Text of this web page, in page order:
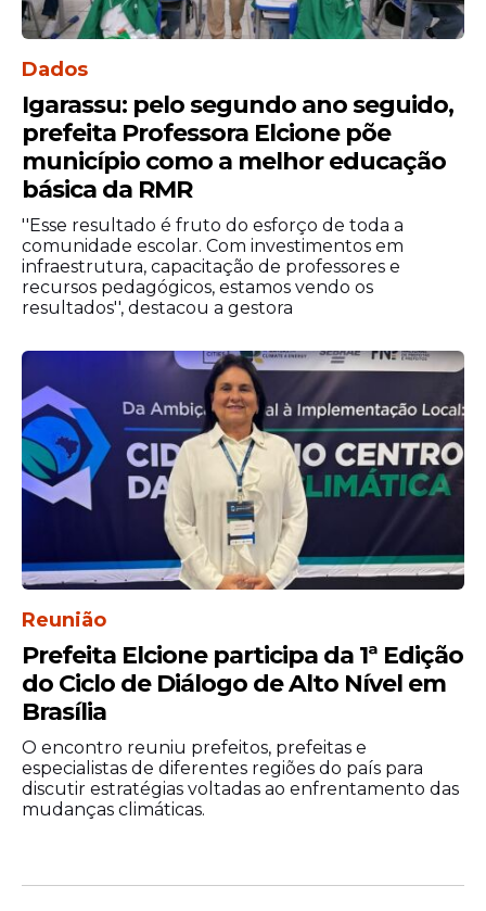
“Pra mim a vida acontece nas
ruas, nas cidades. E trabalhar de
mãos dadas com os prefeitos e
prefeitas tem trazido bons
compreendendo de perto as suas
dores e garantindo que o Estado
consiga construir políticas
públicas e entregar serviços para
a população”, enfatizou a
governadora.
Raquel também salientou o trabalho do
ex-presidente Marcelo Gouveia a frente da
Amupenos últimos dois anos.
Dados
Igarassu: pelo segundo ano seguido,
prefeita Professora Elcione põe
município como a melhor educação
básica da RMR
''Esse resultado é fruto do esforço de toda a
comunidade escolar. Com investimentos em
infraestrutura, capacitação de professores e
recursos pedagógicos, estamos vendo os
resultados'', destacou a gestora
Reunião
Prefeita Elcione participa da 1ª Edição
do Ciclo de Diálogo de Alto Nível em
Brasília
O encontro reuniu prefeitos, prefeitas e
especialistas de diferentes regiões do país para
discutir estratégias voltadas ao enfrentamento das
mudanças climáticas.